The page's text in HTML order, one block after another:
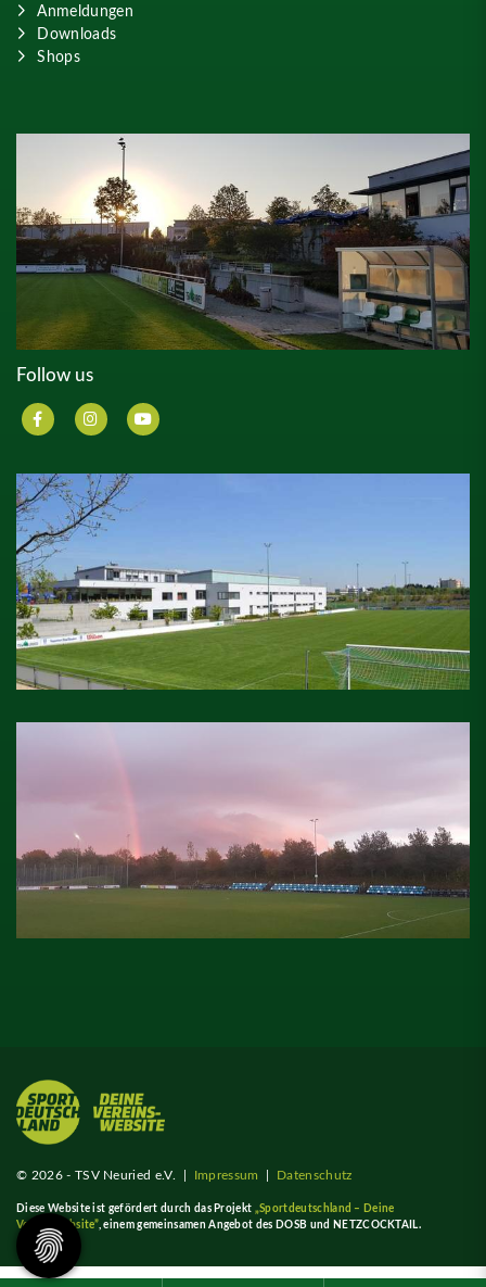
Anmeldungen
Downloads
Shops
Follow us
© 2026 - TSV Neuried e.V. | Impressum Datenschutz
Diese Website ist gefördert durch das Projekt „Sportdeutschland – Deine
Vereinswebsite”, einem gemeinsamen Angebot des DOSB und NETZCOCKTAIL.